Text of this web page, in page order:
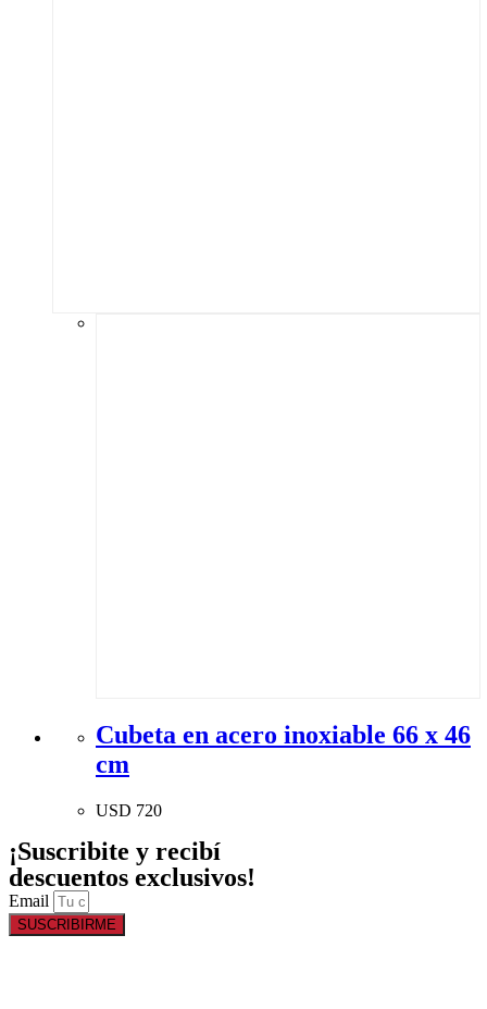
Cubeta en acero inoxiable 66 x 46
cm
USD 720
¡Suscribite y recibí
descuentos exclusivos!
Email
SUSCRIBIRME